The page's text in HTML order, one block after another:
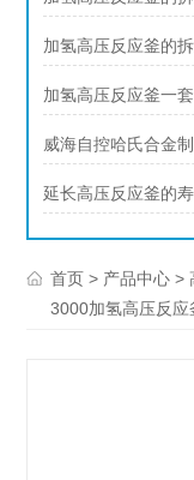
加氢高压反应釜的
加氢高压反应釜一
威海自控哈氏合金
延长高压反应釜的
首页 > 产品中心 >
3000加氢高压反应